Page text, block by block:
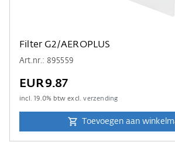
Filter G2/AEROPLUS
Art.nr.: 895559
EUR9.87
incl.19.0% btw excl.verzending
Toevoegen aan